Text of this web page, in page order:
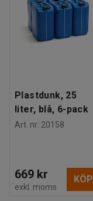
Plastdunk, 25
liter, blå, 6-pack
Art. nr: 20158
669 kr
exkl. moms
KÖP